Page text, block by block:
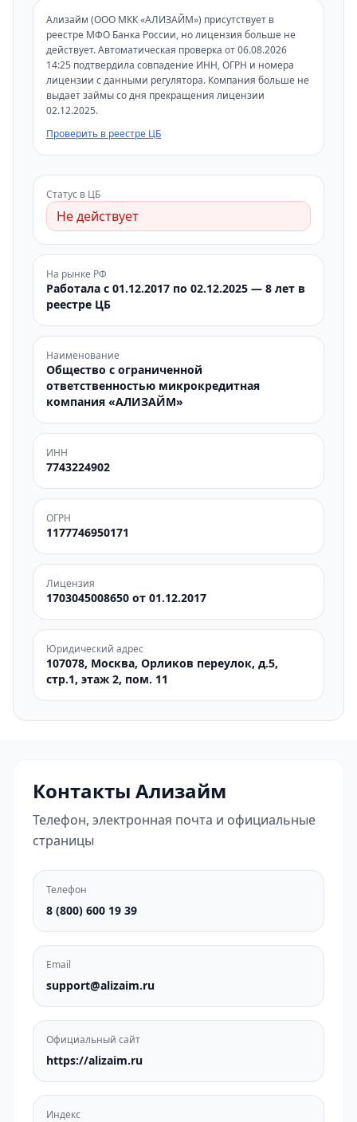
Ализайм (ООО МКК «АЛИЗАЙМ») присутствует в
реестре МФО Банка России, но лицензия больше не
действует. Автоматическая проверка от 06.08.2026
14:25 подтвердила совпадение ИНН, ОГРН и номера
лицензии с данными регулятора. Компания больше не
выдает займы со дня прекращения лицензии
02.12.2025.
Проверить в реестре ЦБ
Статус в ЦБ
Не действует
На рынке РФ
Работала с 01.12.2017 по 02.12.2025 — 8 лет в
реестре ЦБ
Наименование
Общество с ограниченной
ответственностью микрокредитная
компания «АЛИЗАЙМ»
ИНН
7743224902
ОГРН
1177746950171
Лицензия
1703045008650 от 01.12.2017
Юридический адрес
107078, Москва, Орликов переулок, д.5,
стр.1, этаж 2, пом. 11
Контакты Ализайм
Телефон, электронная почта и официальные
страницы
Телефон
8 (800) 600 19 39
Email
support@alizaim.ru
Официальный сайт
https://alizaim.ru
Индекс